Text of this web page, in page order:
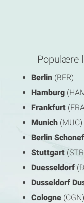
Populære
Berlin (BER)
Hamburg
Frankfurt
Munich (MUC)
Berlin
Stuttgart
Duesseldorf
Dusseldorf
Cologne (CGN)